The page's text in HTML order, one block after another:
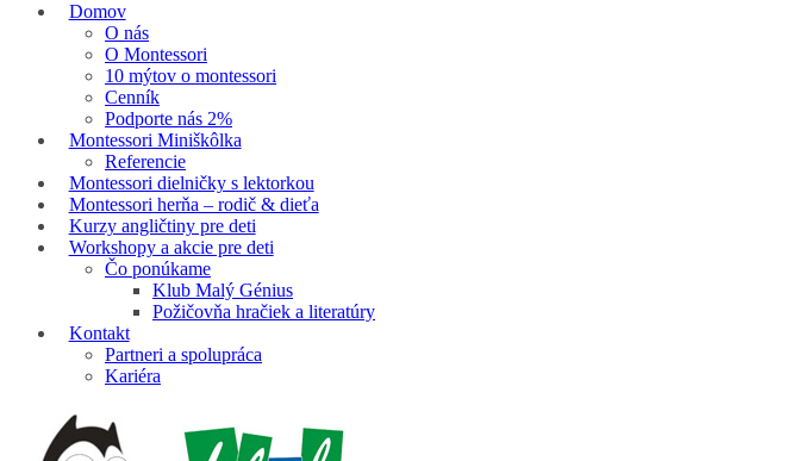
Domov
O nás
O Montessori
10 mýtov o montessori
Cenník
Podporte nás 2%
Montessori Miniškôlka
Referencie
Montessori dielničky s lektorkou
Montessori herňa – rodič & dieťa
Kurzy angličtiny pre deti
Workshopy a akcie pre deti
Čo ponúkame
Klub Malý Génius
Požičovňa hračiek a literatúry
Kontakt
Partneri a spolupráca
Kariéra